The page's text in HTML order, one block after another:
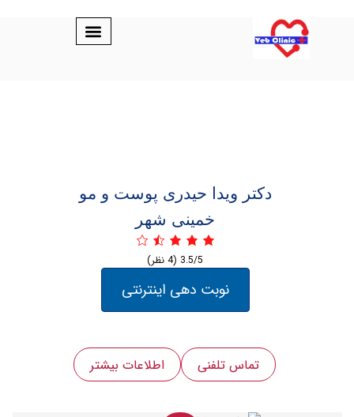
دکتر ویدا حیدری پوست و مو
خمینی شهر
نوبت دهی اینترنتی
تماس تلفنی اطلاعات بیشتر